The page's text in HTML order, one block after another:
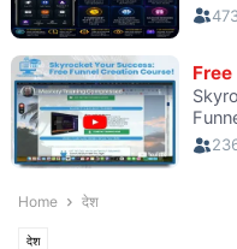
Home देश
देश